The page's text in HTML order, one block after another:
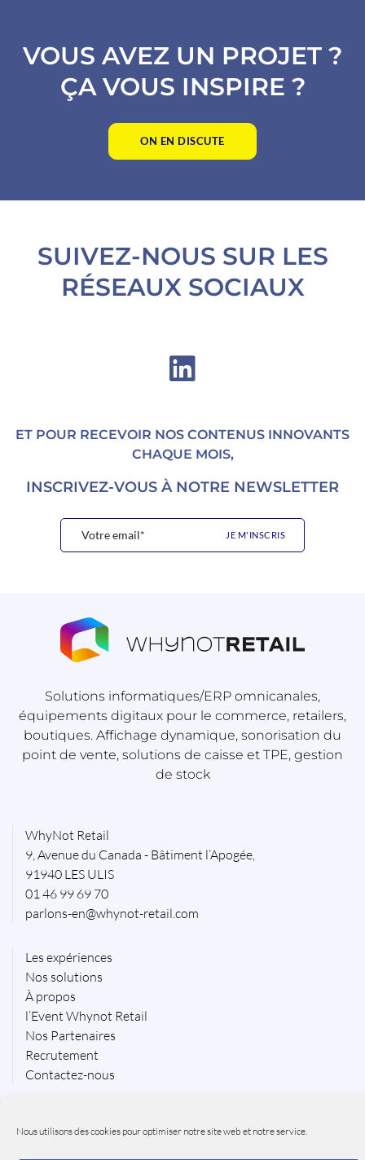
Nous utilisons des cookies pour optimiser notre site web et notre service.
VOUS AVEZ UN PROJET ?
ÇA VOUS INSPIRE ?
ON EN DISCUTE
SUIVEZ-NOUS SUR LES
RÉSEAUX SOCIAUX
ET POUR RECEVOIR NOS CONTENUS INNOVANTS
CHAQUE MOIS,
INSCRIVEZ-VOUS À NOTRE NEWSLETTER
Solutions informatiques/ERP omnicanales,
équipements digitaux pour le commerce, retailers,
boutiques. Affichage dynamique, sonorisation du
point de vente, solutions de caisse et TPE, gestion
de stock
WhyNot Retail
9, Avenue du Canada - Bâtiment l’Apogée,
91940 LES ULIS
01 46 99 69 70
parlons-en@whynot-retail.com
Les expériences
Nos solutions
À propos
l’Event Whynot Retail
Nos Partenaires
Recrutement
Contactez-nous
Politique de cookies